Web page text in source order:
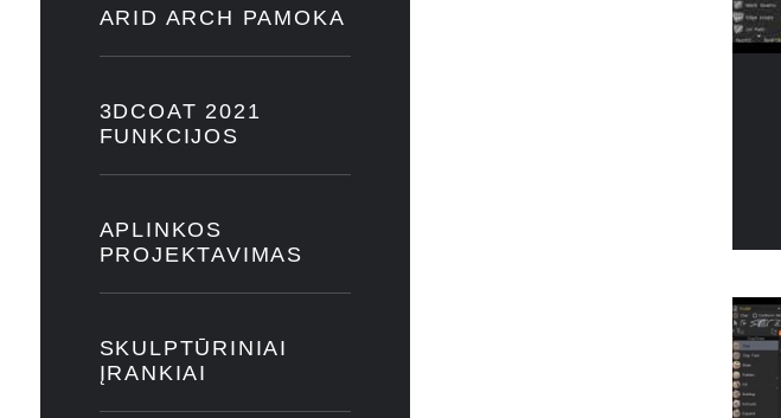
ARID ARCH PAMOKA
3DCOAT 2021
FUNKCIJOS
APLINKOS
PROJEKTAVIMAS
SKULPTŪRINIAI
ĮRANKIAI